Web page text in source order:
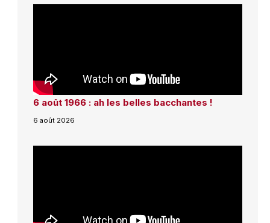
6 août 1966 : ah les belles bacchantes !
6 août 2026